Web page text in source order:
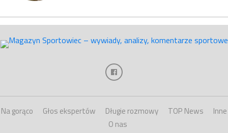
Na gorąco Głos ekspertów Długie rozmowy TOP News
Inne
O nas